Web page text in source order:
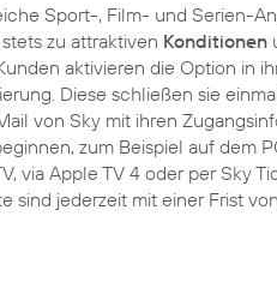
Sport-, Film- und Serien-
zu attraktiven Konditionen
aktivieren die Option in
Diese schließen sie
von Sky mit ihren
zum Beispiel auf dem
via Apple TV 4 oder per Sky
sind jederzeit mit einer Frist